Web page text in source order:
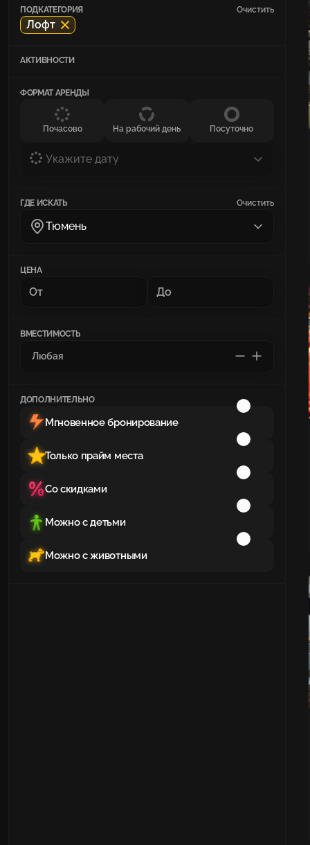
ПОДКАТЕГОРИЯ Очистить
Лофт
АКТИВНОСТИ
ФОРМАТ АРЕНДЫ
Почасово На рабочий день Посуточно
Укажите дату
ГДЕ ИСКАТЬ Очистить
Тюмень
ЦЕНА
ВМЕСТИМОСТЬ
ДОПОЛНИТЕЛЬНО
Мгновенное бронирование
Только прайм места
Со скидками
Можно с детьми
Можно с животными